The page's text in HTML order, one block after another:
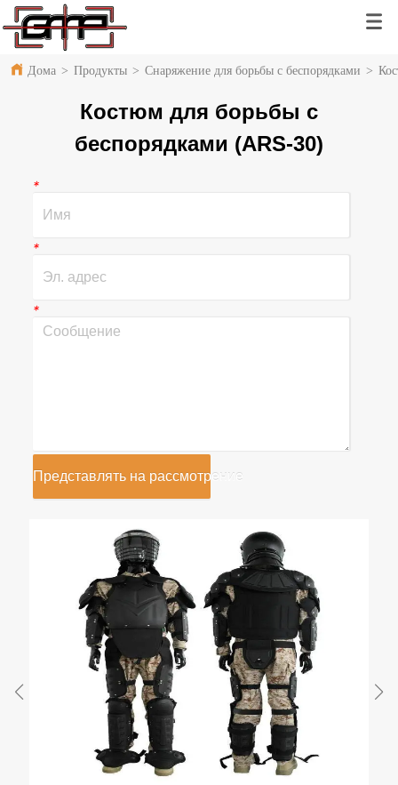
Дома > Продукты > Снаряжение для борьбы с беспорядками >
Костюм для борьбы с
беспорядками (ARS-30)
*
*
*
Представлять на рассмотрение